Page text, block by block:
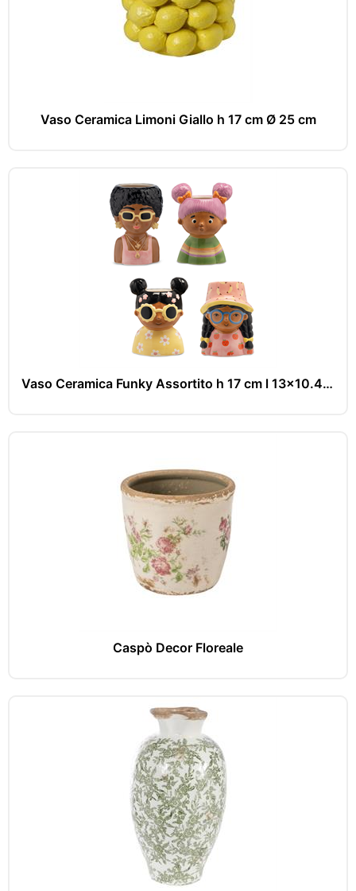
Vaso Ceramica Limoni Giallo h 17 cm Ø 25 cm
Vaso Ceramica Funky Assortito h 17 cm l 13x10.4 cm
Caspò Decor Floreale